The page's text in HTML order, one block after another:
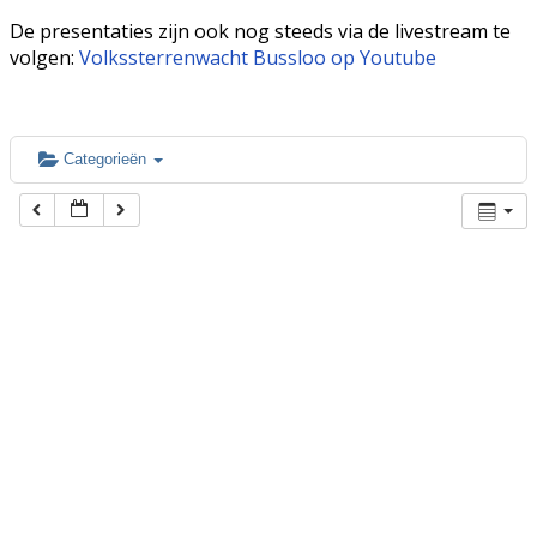
De presentaties zijn ook nog steeds via de livestream te
volgen: Volkssterrenwacht Bussloo op Youtube
Categorieën